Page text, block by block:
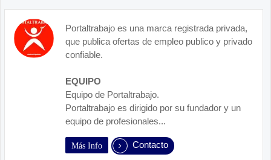
Portaltrabajo es una marca registrada privada,
que publica ofertas de empleo publico y privado
confiable.
EQUIPO
Equipo de Portaltrabajo.
Portaltrabajo es dirigido por su fundador y un
equipo de profesionales...
Más Info Contacto